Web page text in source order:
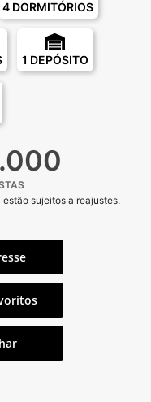
4 DORMITÓRIOS
1 DEPÓSITO
sujeitos a reajustes.